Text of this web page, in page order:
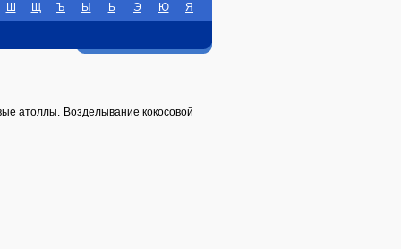
Ш Щ Ъ Ы Ь Э Ю Я
атоллы. Возделывание кокосовой